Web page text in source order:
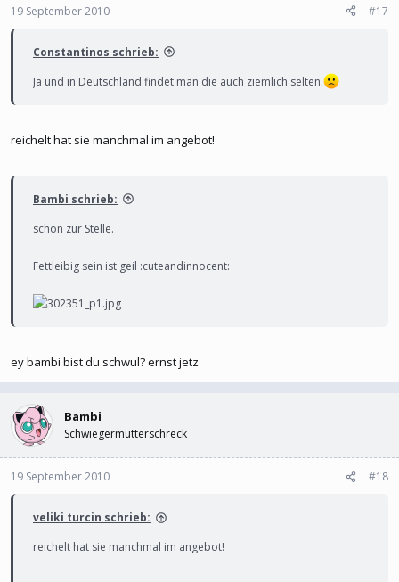
19 September 2010 #17
Constantinos schrieb:
Ja und in Deutschland findet man die auch ziemlich selten.
reichelt hat sie manchmal im angebot!
Bambi schrieb:
schon zur Stelle.
Fettleibig sein ist geil :cuteandinnocent:
ey bambi bist du schwul? ernst jetz
Bambi
Schwiegermütterschreck
19 September 2010 #18
veliki turcin schrieb:
reichelt hat sie manchmal im angebot!